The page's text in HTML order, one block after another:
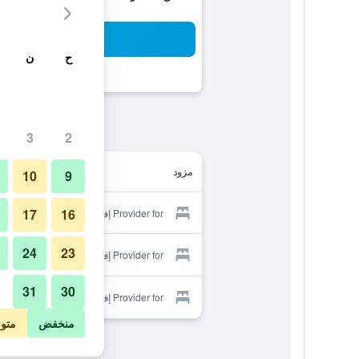
مزود
Provider for إف سيياني
Provider for إف سيياني
Provider for إف سيياني
ح ن
2
3
9
10
16
17
23
24
30
31
منخفض